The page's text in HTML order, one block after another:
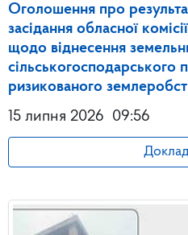
Оголошення про
засідання обласної
щодо віднесення
сільськогосподарського
ризикованого
15 липня 2026 09:56